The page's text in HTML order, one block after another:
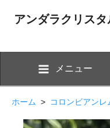
アンダラクリス
メニュー
ホーム > コロンビアンレ